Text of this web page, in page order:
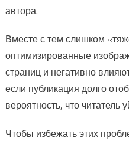
автора.
Вместе с тем слишком
оптимизированные
страниц и негативно
если публикация долго
вероятность, что читатель
Чтобы избежать этих